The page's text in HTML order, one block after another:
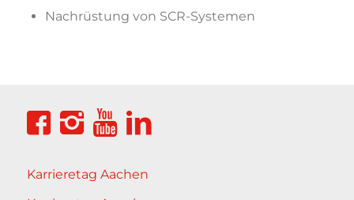
Nachrüstung von SCR-Systemen
Karrieretag Aachen